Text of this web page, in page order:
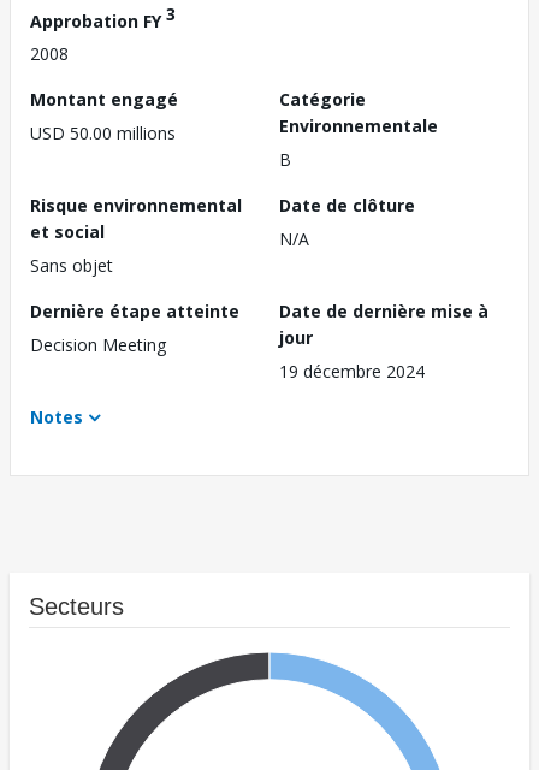
Approbation FY3
2008
Montant engagé
USD 50.00 millions
Catégorie
Environnementale
B
Risque environnemental
et social
Sans objet
Date de clôture
N/A
Dernière étape atteinte
Decision Meeting
Date de dernière mise à
jour
19 décembre 2024
Notes
Secteurs